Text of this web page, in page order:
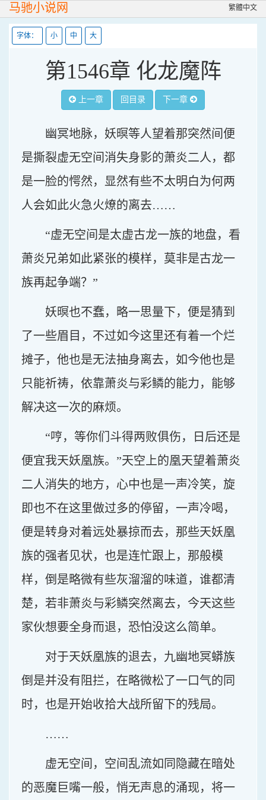
马驰小说网 繁體中文
字体： 小 中 大
第1546章 化龙魔阵
上一章 回目录 下一章
幽冥地脉，妖暝等人望着那突然间便
是撕裂虚无空间消失身影的萧炎二人，都
是一脸的愕然，显然有些不太明白为何两
人会如此火急火燎的离去……
“虚无空间是太虚古龙一族的地盘，看
萧炎兄弟如此紧张的模样，莫非是古龙一
族再起争端？”
妖暝也不蠢，略一思量下，便是猜到
了一些眉目，不过如今这里还有着一个烂
摊子，他也是无法抽身离去，如今他也是
只能祈祷，依靠萧炎与彩鳞的能力，能够
解决这一次的麻烦。
“哼，等你们斗得两败俱伤，日后还是
便宜我天妖凰族。”天空上的凰天望着萧炎
二人消失的地方，心中也是一声冷笑，旋
即也不在这里做过多的停留，一声冷喝，
便是转身对着远处暴掠而去，那些天妖凰
族的强者见状，也是连忙跟上，那般模
样，倒是略微有些灰溜溜的味道，谁都清
楚，若非萧炎与彩鳞突然离去，今天这些
家伙想要全身而退，恐怕没这么简单。
对于天妖凰族的退去，九幽地冥蟒族
倒是并没有阻拦，在略微松了一口气的同
时，也是开始收拾大战所留下的残局。
……
虚无空间，空间乱流如同隐藏在暗处
的恶魔巨嘴一般，悄无声息的涌现，将一